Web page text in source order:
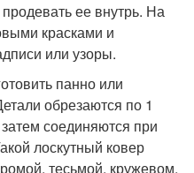
ее внутрь. На
красками и
или узоры.
панно или
обрезаются по 1
соединяются при
лоскутный ковер
тесьмой, кружевом,